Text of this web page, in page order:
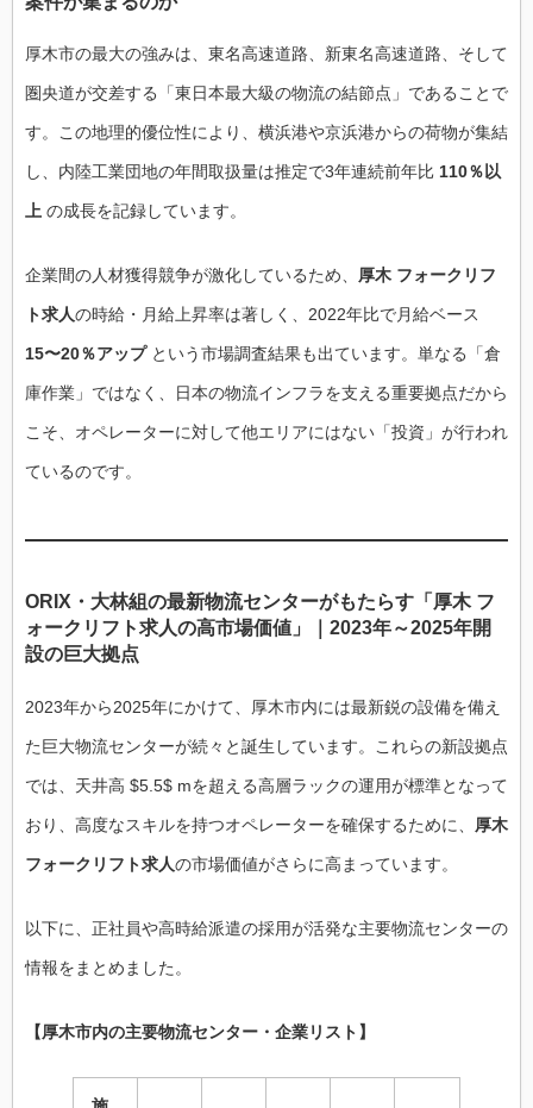
厚木市の最大の強みは、東名高速道路、新東名高速道路、そして
圏央道が交差する「東日本最大級の物流の結節点」であることで
す。この地理的優位性により、横浜港や京浜港からの荷物が集結
し、内陸工業団地の年間取扱量は推定で3年連続前年比 110％以
上 の成長を記録しています。
企業間の人材獲得競争が激化しているため、 厚木 フォークリフ
ト求人の時給・月給上昇率は著しく、2022年比で月給ベース
15〜20％アップという市場調査結果も出ています。単なる「倉
庫作業」ではなく、日本の物流インフラを支える重要拠点だから
こそ、オペレーターに対して他エリアにはない「投資」が行われ
ているのです。
ORIX・大林組の最新物流センターがもたらす「厚木 フ
ォークリフト求人の高市場価値」｜2023年～2025年開
設の巨大拠点
2023年から2025年にかけて、厚木市内には最新鋭の設備を備え
た巨大物流センターが続々と誕生しています。これらの新設拠点
では、天井高 $5.5$ mを超える高層ラックの運用が標準となって
おり、高度なスキルを持つオペレーターを確保するために、 厚木
フォークリフト求人の市場価値がさらに高まっています。
以下に、正社員や高時給派遣の採用が活発な主要物流センターの
情報をまとめました。
【厚木市内の主要物流センター・企業リスト】